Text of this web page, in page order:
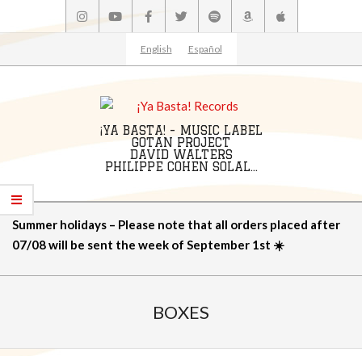
to
English Español
¡YA BASTA! - MUSIC LABEL
GOTAN PROJECT
DAVID WALTERS
PHILIPPE COHEN SOLAL...
Primary
Navigation
Menu
Summer holidays – Please note that all orders placed after
07/08 will be sent the week of September 1st ☀️
BOXES